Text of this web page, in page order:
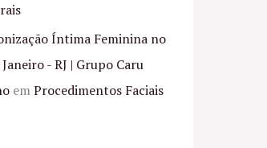
Íntima Feminina no
- RJ | Grupo Caru
emProcedimentos Faciais